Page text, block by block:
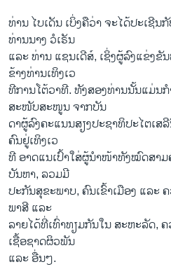
ທ່ານ ໄບ​ເດັນ ເບິ່ງ​ຄື​ວ່າ​ ຈະ​ໄດ້​ປະ​ເຊີນ​
ທ່ານ​ນາງ ວໍ​ເຣັນ
ແລະ ທ່ານ ແຊນເດີສ໌, ເຊິ່ງຜູ້ລົງແຂ່ງ
ຂ້າງທ່ານເທິງເວ
ທີການໂຕ້ວາທີ. ທັງສອງທ່ານນັ້ນແມ່ນ
ສະໜັບສະໜູນ ຈາກບັນ
ດາຜູ້ລົງຄະແນນສຽງປະຊາທິປະໄຕເ
ຄົນຢູ່ເທິງເວ
ທີ ອາດແນເປົ້າໃສ່ຜູ້ນຳໜ້າທັງໝົດສາ
ບັນຫາ, ລວມມີ
ປະກັນສຸຂະພາບ, ຄົນເຂົ້າເມືອງ ແລະ
ພາສີ ແລະ
ລາຍໄດ້ທີ່ເທົ່າທຽມກັນໃນ ສະຫະລັດ,
ເຊື້ອຊາດຜິວພັນ
ແລະ ອື່ນໆ.